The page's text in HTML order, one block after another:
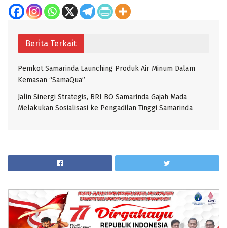
Berita Terkait
Pemkot Samarinda Launching Produk Air Minum Dalam
Kemasan “SamaQua”
Jalin Sinergi Strategis, BRI BO Samarinda Gajah Mada
Melakukan Sosialisasi ke Pengadilan Tinggi Samarinda